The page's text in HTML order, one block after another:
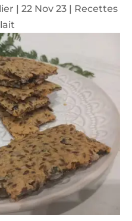
| 22 Nov 23 | Recettes